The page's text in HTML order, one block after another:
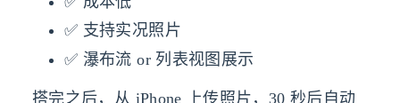
✅ 支持实况照片
✅ 瀑布流 or 列表视图展示
搭完之后，从 iPhone 上传照片，30 秒后自动